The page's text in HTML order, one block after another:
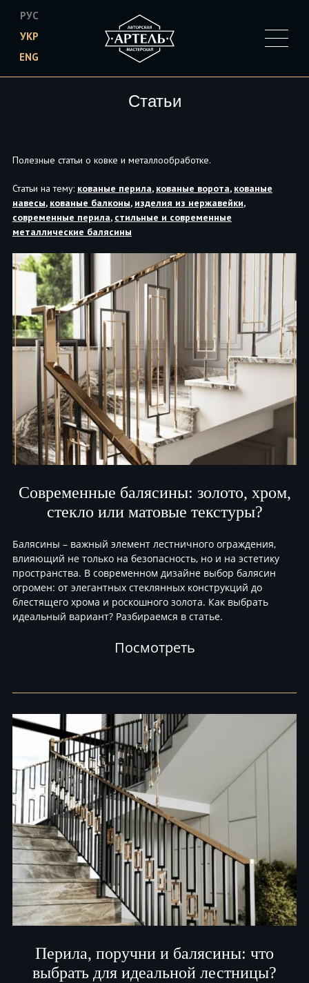
РУС
УКР
ENG
Статьи
Полезные статьи о ковке и металлообработке.
Статьи на тему: кованые перила, кованые ворота, кованые
навесы, кованые балконы, изделия из нержавейки,
современные перила, стильные и современные
металлические балясины
Современные балясины: золото, хром,
стекло или матовые текстуры?
Балясины – важный элемент лестничного ограждения,
влияющий не только на безопасность, но и на эстетику
пространства. В современном дизайне выбор балясин
огромен: от элегантных стеклянных конструкций до
блестящего хрома и роскошного золота. Как выбрать
идеальный вариант? Разбираемся в статье.
Посмотреть
Перила, поручни и балясины: что
выбрать для идеальной лестницы?
Pages